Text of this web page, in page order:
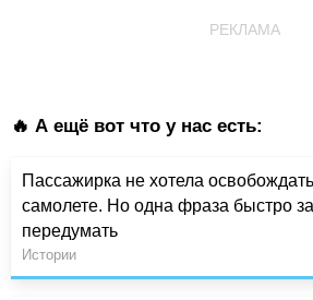
РЕКЛАМА
🔥 А ещё вот что у нас есть:
Пассажирка не хотела
самолете. Но одна фраза быстро
передумать
Истории